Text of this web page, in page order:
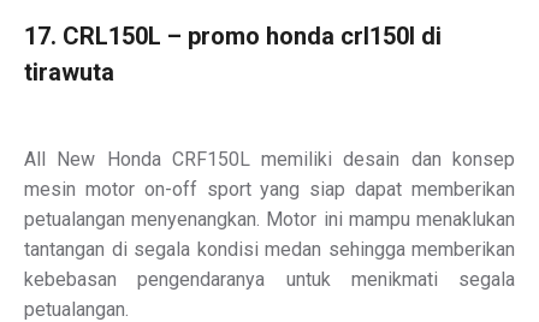
17. CRL150L – promo honda crl150l di
tirawuta
All New Honda CRF150L memiliki desain dan konsep
mesin motor on-off sport yang siap dapat memberikan
petualangan menyenangkan. Motor ini mampu menaklukan
tantangan di segala kondisi medan sehingga memberikan
kebebasan pengendaranya untuk menikmati segala
petualangan.